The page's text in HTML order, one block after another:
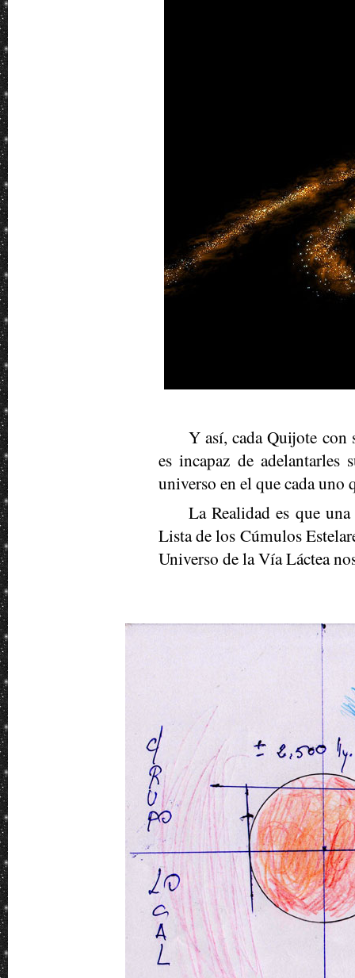
Y así, cada Quijote
es incapaz de
universo en el que cada uno
La Realidad es que
Lista de los Cúmulos
Universo de la Vía Láctea